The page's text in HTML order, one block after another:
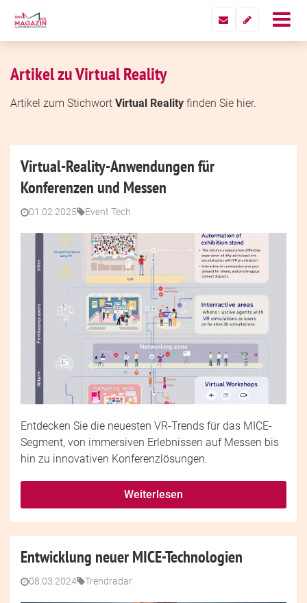
Artikel zu Virtual Reality
Artikel zum Stichwort Virtual Reality finden Sie hier.
Virtual-Reality-Anwendungen für
Konferenzen und Messen
01.02.2025 Event Tech
Entdecken Sie die neuesten VR-Trends für das MICE-
Segment, von immersiven Erlebnissen auf Messen bis
hin zu innovativen Konferenzlösungen.
Weiterlesen
Entwicklung neuer MICE-Technologien
08.03.2024 Trendradar